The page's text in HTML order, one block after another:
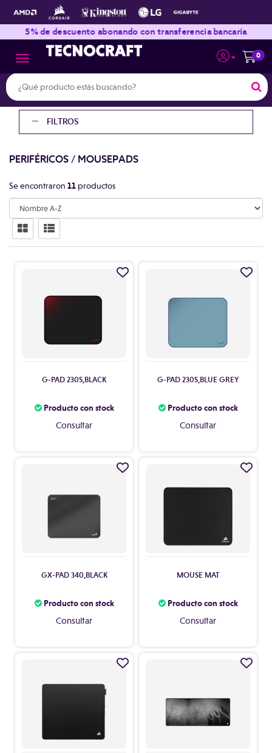
0
Toggle navigation
5% de descuento abonando con transferencia bancaria
FILTROS
PERIFÉRICOS/ MOUSEPADS
Se encontraron 11 productos
G-PAD 230S,BLACK
Producto con stock
Consultar
G-PAD 230S,BLUE GREY
Producto con stock
Consultar
GX-PAD 340,BLACK
Producto con stock
Consultar
MOUSE MAT
Producto con stock
Consultar